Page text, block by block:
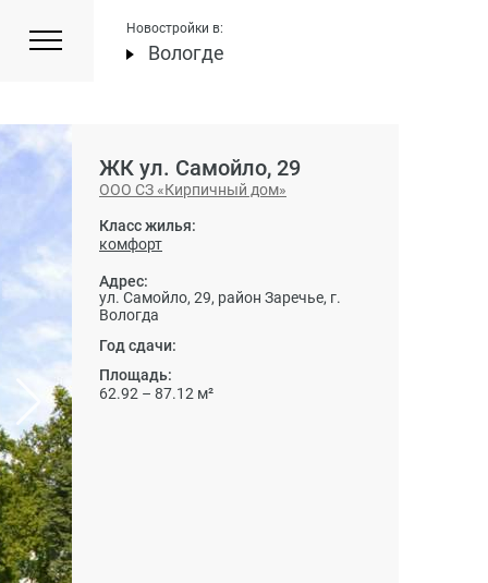
Новостройки в:
Вологде
ЖК ул. Самойло, 29
ООО СЗ «Кирпичный дом»
Класс жилья:
комфорт
Адрес:
ул. Самойло, 29, район Заречье, г.
Вологда
Год сдачи:
Площадь:
62.92 – 87.12 м²